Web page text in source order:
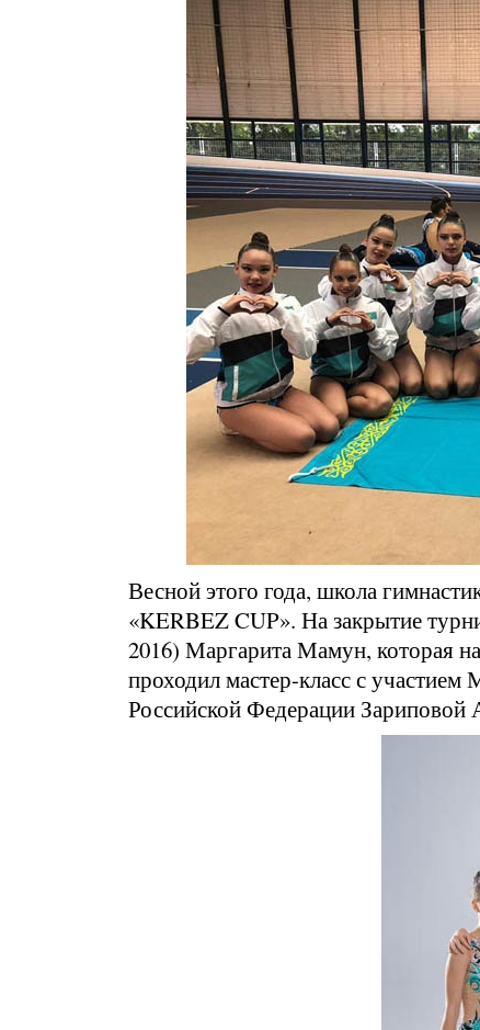
Весной этого года, школа
«KERBEZ CUP». На закрытие
2016) Маргарита Мамун, которая
проходил мастер-класс с участием
Российской Федерации